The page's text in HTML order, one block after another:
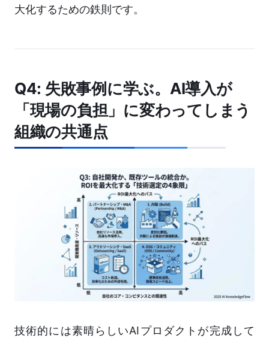
大化するための鉄則です。
Q4: 失敗事例に学ぶ。AI導入が
「現場の負担」に変わってしまう
組織の共通点
技術的には素晴らしいAIプロダクトが完成して